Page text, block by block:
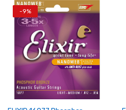
In Winkelwagen
-9%